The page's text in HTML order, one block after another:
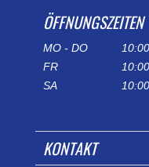
ÖFFNUNGSZEITEN
MO - DO
FR
SA
KONTAKT